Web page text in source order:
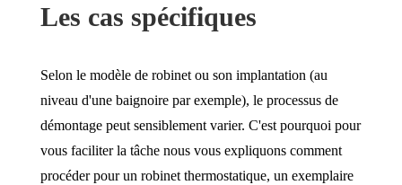
Les cas spécifiques
Selon le modèle de robinet ou son implantation (au
niveau d'une baignoire par exemple), le processus de
démontage peut sensiblement varier. C'est pourquoi pour
vous faciliter la tâche nous vous expliquons comment
procéder pour un robinet thermostatique, un exemplaire